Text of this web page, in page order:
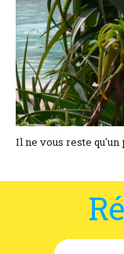
Il ne vous reste qu'un